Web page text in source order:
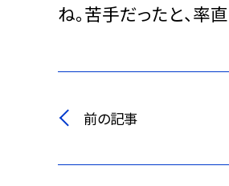
ね。苦手だったと、率
前の記事